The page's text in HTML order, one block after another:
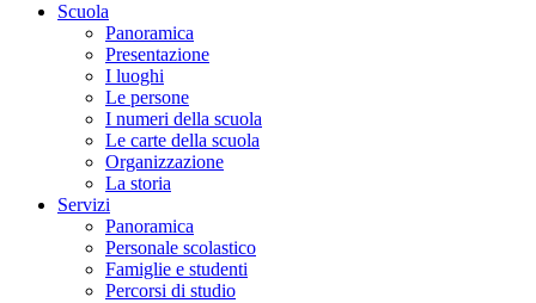
Scuola
Panoramica
Presentazione
I luoghi
Le persone
I numeri della scuola
Le carte della scuola
Organizzazione
La storia
Servizi
Panoramica
Personale scolastico
Famiglie e studenti
Percorsi di studio